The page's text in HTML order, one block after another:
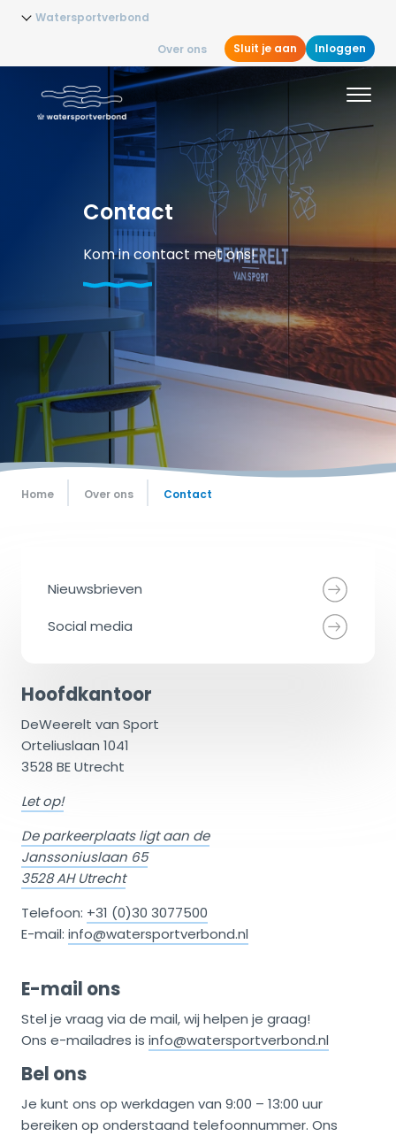
Watersportverbond
Over ons Sluit je aan Inloggen
Contact
Kom in contact met ons!
Home Over ons Contact
E-mail ons
Stel je vraag via de mail, wij helpen je graag!
Ons e-mailadres is info@watersportverbond.nl
Bel ons
Je kunt ons op werkdagen van 9:00 – 13:00 uur
bereiken op onderstaand telefoonnummer. Ons
Nieuwsbrieven
Social media
Hoofdkantoor
DeWeerelt van Sport
Orteliuslaan 1041
3528 BE Utrecht
Let op!
De parkeerplaats ligt aan de
Janssoniuslaan 65
3528 AH Utrecht
Telefoon: +31 (0)30 3077500
E-mail: info@watersportverbond.nl